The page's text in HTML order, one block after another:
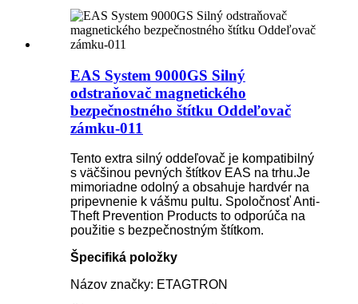
EAS System 9000GS Silný
odstraňovač magnetického
bezpečnostného štítku Oddeľovač
zámku-011
Tento extra silný oddeľovač je kompatibilný
s väčšinou pevných štítkov EAS na trhu.Je
mimoriadne odolný a obsahuje hardvér na
pripevnenie k vášmu pultu. Spoločnosť Anti-
Theft Prevention Products to odporúča na
použitie s bezpečnostným štítkom.
Špecifiká položky
Názov značky: ETAGTRON